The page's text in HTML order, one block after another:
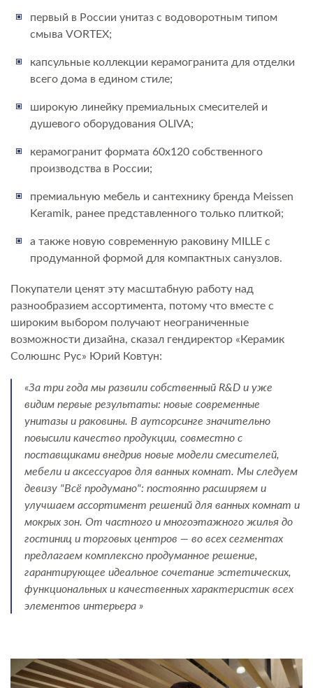
первый в России унитаз с водоворотным типом
смыва VORTEX;
капсульные коллекции керамогранита для отделки
всего дома в едином стиле;
широкую линейку премиальных смесителей и
душевого оборудования OLIVA;
керамогранит формата 60х120 собственного
производства в России;
премиальную мебель и сантехнику бренда Meissen
Keramik, ранее представленного только плиткой;
а также новую современную раковину MILLE с
продуманной формой для компактных санузлов.
Покупатели ценят эту масштабную работу над
разнообразием ассортимента, потому что вместе с
широким выбором получают неограниченные
возможности дизайна, сказал гендиректор «Керамик
Солюшнс Рус» Юрий Ковтун:
«За три года мы развили собственный R&D и уже
видим первые результаты: новые современные
унитазы и раковины. В аутсорсинге значительно
повысили качество продукции, совместно с
поставщиками внедрив новые модели смесителей,
мебели и аксессуаров для ванных комнат. Мы следуем
девизу "Всё продумано": постоянно расширяем и
улучшаем ассортимент решений для ванных комнат и
мокрых зон. От частного и многоэтажного жилья до
гостиниц и торговых центров — во всех сегментах
предлагаем комплексно продуманное решение,
гарантирующее идеальное сочетание эстетических,
функциональных и качественных характеристик всех
элементов интерьера »